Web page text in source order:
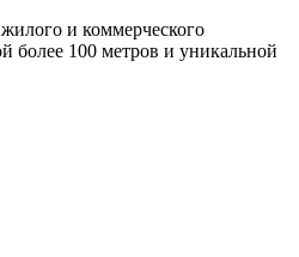
и коммерческого
более 100 метров и уникальной